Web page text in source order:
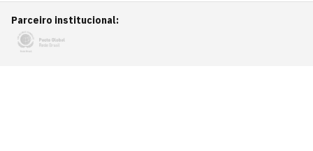
Parceiro institucional: